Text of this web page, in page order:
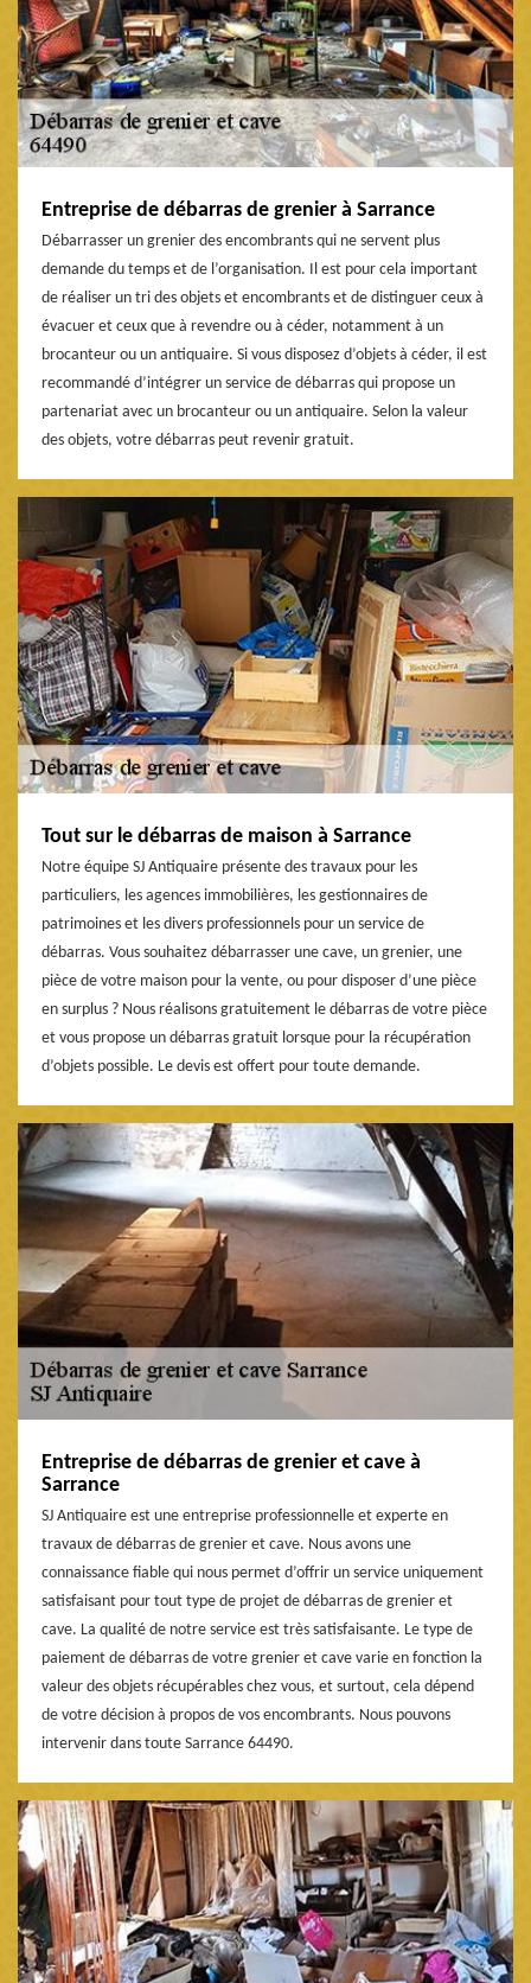
Entreprise de débarras de grenier à Sarrance
Débarrasser un grenier des encombrants qui ne servent plus
demande du temps et de l’organisation. Il est pour cela important
de réaliser un tri des objets et encombrants et de distinguer ceux à
évacuer et ceux que à revendre ou à céder, notamment à un
brocanteur ou un antiquaire. Si vous disposez d’objets à céder, il est
recommandé d’intégrer un service de débarras qui propose un
partenariat avec un brocanteur ou un antiquaire. Selon la valeur
des objets, votre débarras peut revenir gratuit.
Tout sur le débarras de maison à Sarrance
Notre équipe SJ Antiquaire présente des travaux pour les
particuliers, les agences immobilières, les gestionnaires de
patrimoines et les divers professionnels pour un service de
débarras. Vous souhaitez débarrasser une cave, un grenier, une
pièce de votre maison pour la vente, ou pour disposer d’une pièce
en surplus ? Nous réalisons gratuitement le débarras de votre pièce
et vous propose un débarras gratuit lorsque pour la récupération
d’objets possible. Le devis est offert pour toute demande.
Entreprise de débarras de grenier et cave à
Sarrance
SJ Antiquaire est une entreprise professionnelle et experte en
travaux de débarras de grenier et cave. Nous avons une
connaissance fiable qui nous permet d’offrir un service uniquement
satisfaisant pour tout type de projet de débarras de grenier et
cave. La qualité de notre service est très satisfaisante. Le type de
paiement de débarras de votre grenier et cave varie en fonction la
valeur des objets récupérables chez vous, et surtout, cela dépend
de votre décision à propos de vos encombrants. Nous pouvons
intervenir dans toute Sarrance 64490.